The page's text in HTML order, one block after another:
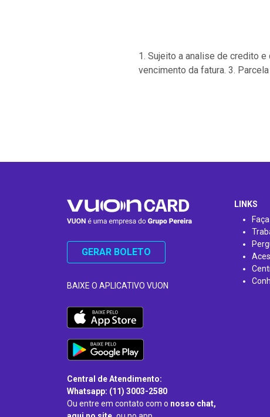
1. Sujeito a analise de credito
vencimento da fatura. 3.
GERAR BOLETO
BAIXE O APLICATIVO VUON
Central de Atendimento:
Whatsapp: (11) 3003-2580
Ou entre em contato com o nosso chat,
LINKS